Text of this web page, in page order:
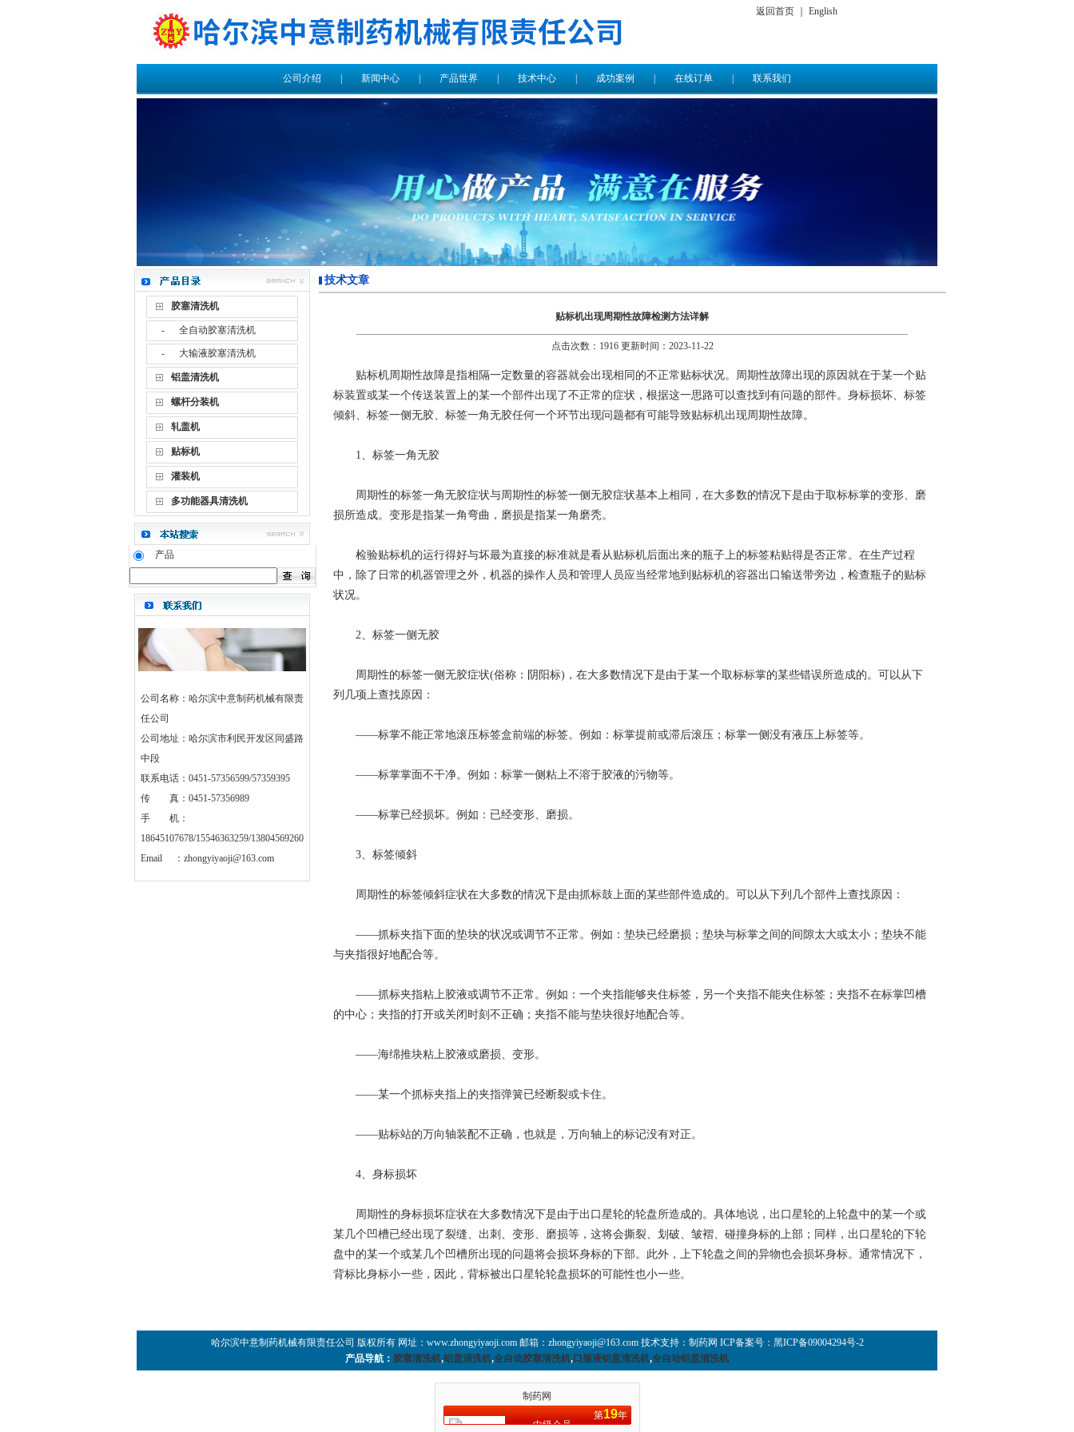
返回首页 English
公司介绍 新闻中心 产品世界 技术中心 成功案例 在线订单 联系我们
胶塞清洗机
- 全自动胶塞清洗机
- 大输液胶塞清洗机
铝盖清洗机
螺杆分装机
轧盖机
贴标机
灌装机
多功能器具清洗机
产品
公司名称：哈尔滨中意制药机械有限责
任公司
公司地址：哈尔滨市利民开发区同盛路
中段
联系电话：0451-57356599/57359395
传 真：0451-57356989
手 机：
18645107678/15546363259/13804569260
Email ： zhongyiyaoji@163.com
技术文章
贴标机出现周期性故障检测方法详解
点击次数：1916 更新时间：2023-11-22
贴标机周期性故障是指相隔一定数量的容器就会出现相同的不正常贴标状况。周期性故障出现的原因就在于某一个贴
标装置或某一个传送装置上的某一个部件出现了不正常的症状，根据这一思路可以查找到有问题的部件。身标损坏、标签
倾斜、标签一侧无胶、标签一角无胶任何一个环节出现问题都有可能导致贴标机出现周期性故障。
1、标签一角无胶
周期性的标签一角无胶症状与周期性的标签一侧无胶症状基本上相同，在大多数的情况下是由于取标标掌的变形、磨
损所造成。变形是指某一角弯曲，磨损是指某一角磨秃。
检验贴标机的运行得好与坏最为直接的标准就是看从贴标机后面出来的瓶子上的标签粘贴得是否正常。在生产过程
中，除了日常的机器管理之外，机器的操作人员和管理人员应当经常地到贴标机的容器出口输送带旁边，检查瓶子的贴标
状况。
2、标签一侧无胶
周期性的标签一侧无胶症状(俗称：阴阳标)，在大多数情况下是由于某一个取标标掌的某些错误所造成的。可以从下
列几项上查找原因：
——标掌不能正常地滚压标签盒前端的标签。例如：标掌提前或滞后滚压；标掌一侧没有液压上标签等。
——标掌掌面不干净。例如：标掌一侧粘上不溶于胶液的污物等。
——标掌已经损坏。例如：已经变形、磨损。
3、标签倾斜
周期性的标签倾斜症状在大多数的情况下是由抓标鼓上面的某些部件造成的。可以从下列几个部件上查找原因：
——抓标夹指下面的垫块的状况或调节不正常。例如：垫块已经磨损；垫块与标掌之间的间隙太大或太小；垫块不能
与夹指很好地配合等。
——抓标夹指粘上胶液或调节不正常。例如：一个夹指能够夹住标签，另一个夹指不能夹住标签；夹指不在标掌凹槽
的中心；夹指的打开或关闭时刻不正确；夹指不能与垫块很好地配合等。
——海绵推块粘上胶液或磨损、变形。
——某一个抓标夹指上的夹指弹簧已经断裂或卡住。
——贴标站的万向轴装配不正确，也就是，万向轴上的标记没有对正。
4、身标损坏
周期性的身标损坏症状在大多数情况下是由于出口星轮的轮盘所造成的。具体地说，出口星轮的上轮盘中的某一个或
某几个凹槽已经出现了裂缝、出刺、变形、磨损等，这将会撕裂、划破、皱褶、碰撞身标的上部；同样，出口星轮的下轮
盘中的某一个或某几个凹槽所出现的问题将会损坏身标的下部。此外，上下轮盘之间的异物也会损坏身标。通常情况下，
背标比身标小一些，因此，背标被出口星轮轮盘损坏的可能性也小一些。
哈尔滨中意制药机械有限责任公司 版权所有 网址：www.zhongyiyaoji.com 邮箱： zhongyiyaoji@163.com技术支持： 制药网 ICP备案号： 黑ICP备09004294号-2
产品导航： 胶塞清洗机,铝盖清洗机,全自动胶塞清洗机,口服液铝盖清洗机,全自动铝盖清洗机
制药网
中级会员
第19年